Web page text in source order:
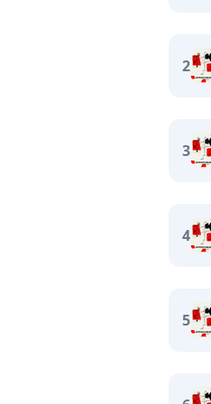
2
3
4
5